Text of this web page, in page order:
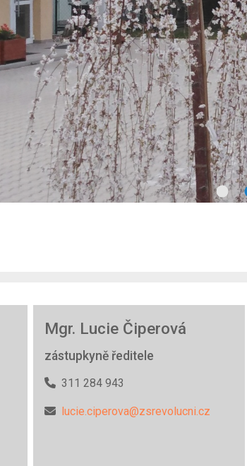
Mgr. Lucie Čiperová
zástupkyně ředitele
311 284 943
lucie.ciperova@zsrevolucni.cz